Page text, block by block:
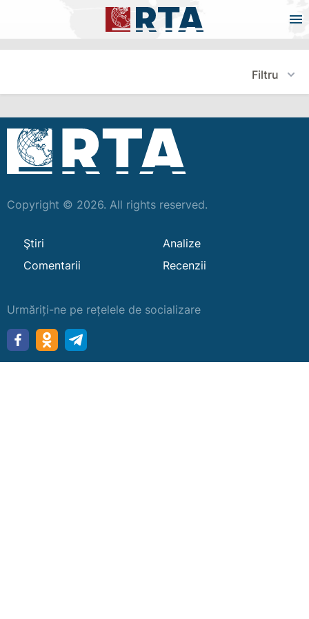
Filtru
Copyright © 2026. All rights reserved.
Ştiri
Analize
Comentarii
Recenzii
Urmăriți-ne pe rețelele de socializare